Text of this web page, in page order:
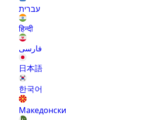
עברית
हिन्दी
فارسی
日本語
한국어
Македонски